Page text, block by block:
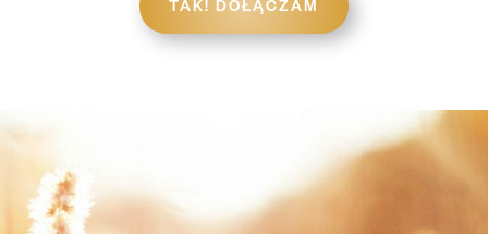
TAK! DOŁĄCZAM